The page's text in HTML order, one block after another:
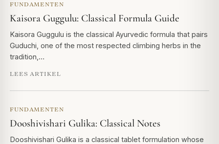
FUNDAMENTEN
Kaisora Guggulu: Classical Formula Guide
Kaisora Guggulu is the classical Ayurvedic formula that pairs
Guduchi, one of the most respected climbing herbs in the
tradition,…
LEES ARTIKEL
FUNDAMENTEN
Dooshivishari Gulika: Classical Notes
Dooshivishari Gulika is a classical tablet formulation whose